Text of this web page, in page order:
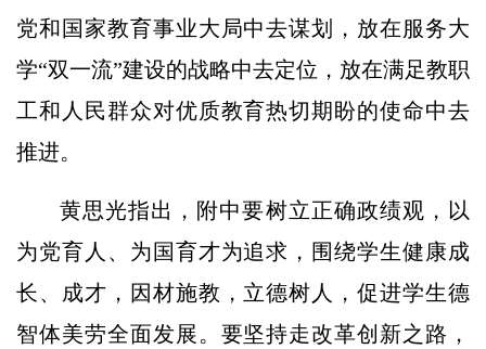
党和国家教育事业大局中去谋划，放在服务大
学“双一流”建设的战略中去定位，放在满足教职
工和人民群众对优质教育热切期盼的使命中去
推进。
黄思光指出，附中要树立正确政绩观，以
为党育人、为国育才为追求，围绕学生健康成
长、成才，因材施教，立德树人，促进学生德
智体美劳全面发展。要坚持走改革创新之路，